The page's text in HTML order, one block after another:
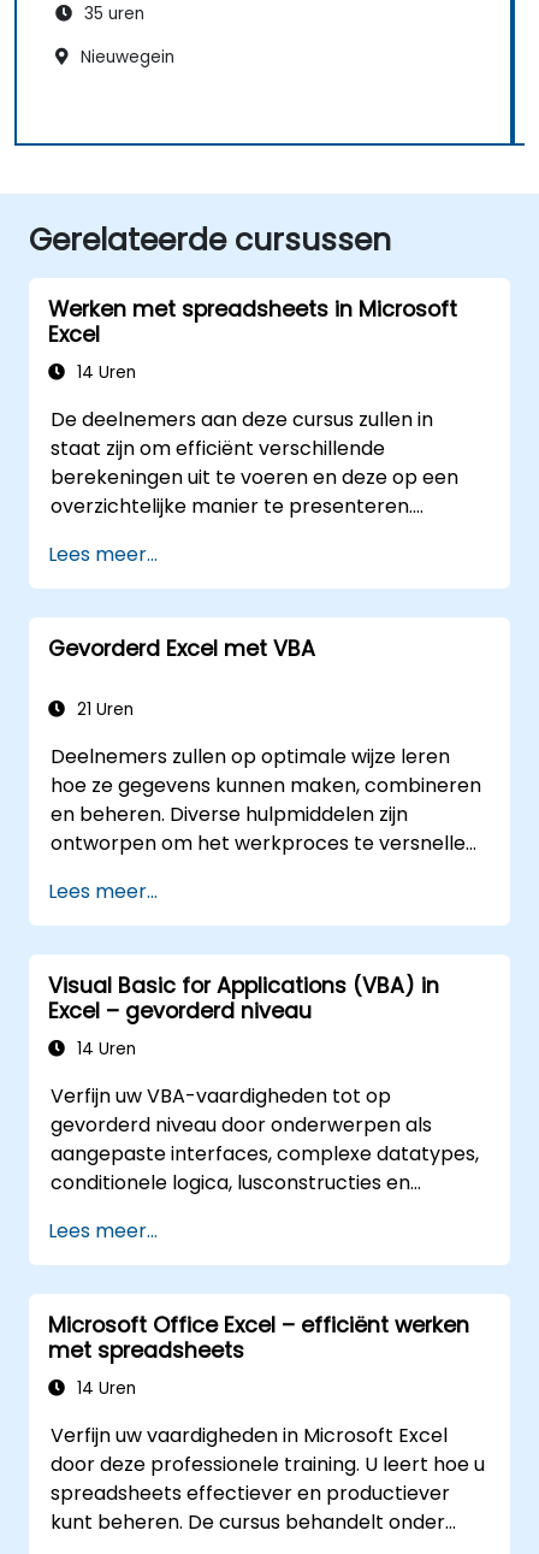
35 uren
Nieuwegein
Gerelateerde cursussen
Werken met spreadsheets in Microsoft
Excel
14 Uren
De deelnemers aan deze cursus zullen in
staat zijn om efficiënt verschillende
berekeningen uit te voeren en deze op een
overzichtelijke manier te presenteren.
toepassen die het maken van spreadsheets
vergemakkelijken en versnellen, evenals hoe
ze berekeningen en resultaten kunnen
beschermen tegen onbevoegde personen.
Lees meer...
Gevorderd Excel met VBA
21 Uren
Deelnemers zullen op optimale wijze leren
hoe ze gegevens kunnen maken, combineren
en beheren. Diverse hulpmiddelen zijn
ontworpen om het werkproces te versnellen;
de gangbare methoden en stellen u in staat
een applicatie te ontwerpen die nieuwe taken
kan uitvoeren.
Lees meer...
Visual Basic for Applications (VBA) in
Excel – gevorderd niveau
14 Uren
Verfijn uw VBA-vaardigheden tot op
gevorderd niveau door onderwerpen als
aangepaste interfaces, complexe datatypes,
conditionele logica, lusconstructies en
behandelen. Deze praktijkgerichte Excel VBA-
training richt zich op robuust foutbeheer,
optimalisatie van prestaties, het maken van
eigen UserForms en het automatiseren van
workflows via reële oefeningen – waarmee
een brug wordt geslagen tussen eenvoudige
automatiseringsoplossingen voor data-
analisten, rapportageprofessionals en
zakelijke gebruikers die behoefte hebben aan
krachtige spreadsheetfunctionaliteiten.
Lees meer...
Microsoft Office Excel – efficiënt werken
met spreadsheets
14 Uren
Verfijn uw vaardigheden in Microsoft Excel
door deze professionele training. U leert hoe u
spreadsheets effectiever en productiever
kunt beheren. De cursus behandelt onder